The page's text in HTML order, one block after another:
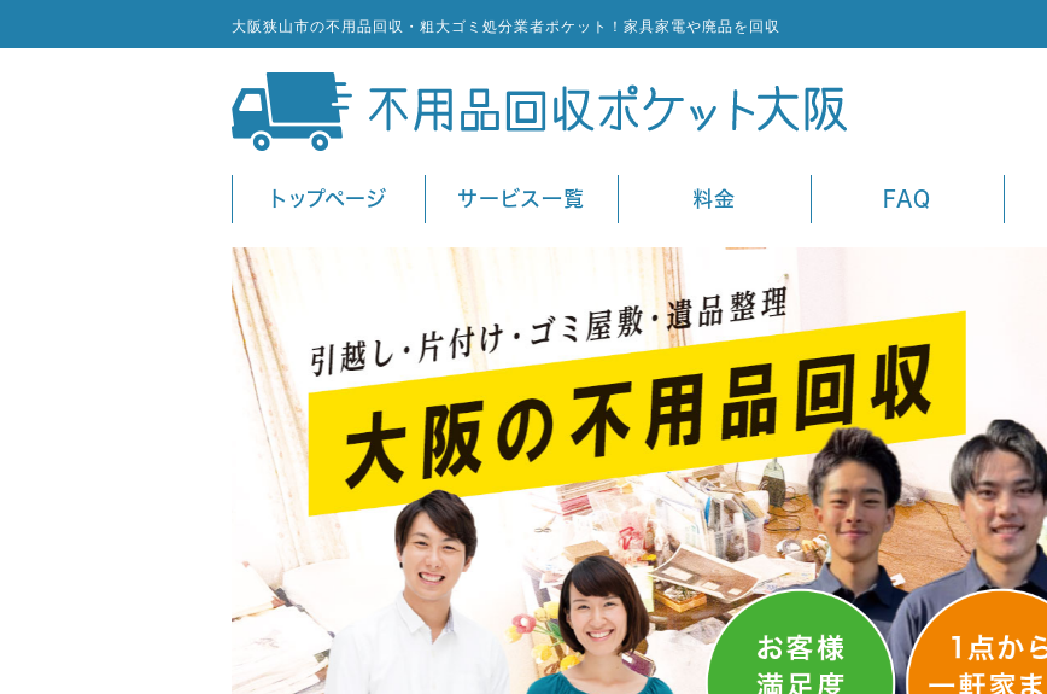
大阪狭山市の不用品回収・粗大ゴミ処分業者ポケット！家具家電や廃品を回収
トップページ サービス一覧 料金 FAQ